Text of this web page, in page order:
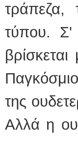
τράπεζα,
τύπου. Σ'
της
Αλλά η